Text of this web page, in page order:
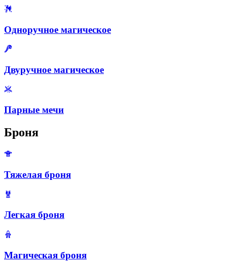
Одноручное магическое
Двуручное магическое
Парные мечи
Броня
Тяжелая броня
Легкая броня
Магическая броня